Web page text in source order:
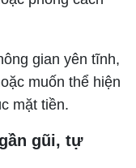
gian yên tĩnh,
muốn thể hiện
mặt tiền.
gũi, tự